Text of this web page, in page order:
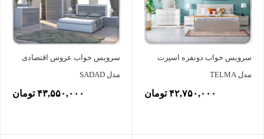
سرویس خواب دونفره اسپرت
مدل TELMA
۴۲,۷۵۰,۰۰۰ تومان
سرویس خواب عروس اقتصادی
مدل SADAD
۴۳,۵۵۰,۰۰۰ تومان